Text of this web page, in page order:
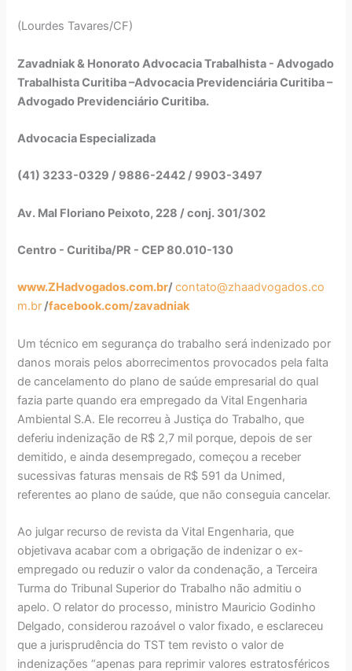
(Lourdes Tavares/CF)
Zavadniak & Honorato Advocacia Trabalhista - Advogado
Trabalhista Curitiba –Advocacia Previdenciária Curitiba –
Advogado Previdenciário Curitiba.
Advocacia Especializada
(41) 3233-0329 / 9886-2442 / 9903-3497
Av. Mal Floriano Peixoto, 228 / conj. 301/302
Centro - Curitiba/PR - CEP 80.010-130
www.ZHadvogados.com.br/contato@zhaadvogados.co
m.br/facebook.com/zavadniak
Um técnico em segurança do trabalho será indenizado por
danos morais pelos aborrecimentos provocados pela falta
de cancelamento do plano de saúde empresarial do qual
fazia parte quando era empregado da Vital Engenharia
Ambiental S.A. Ele recorreu à Justiça do Trabalho, que
deferiu indenização de R$ 2,7 mil porque, depois de ser
demitido, e ainda desempregado, começou a receber
sucessivas faturas mensais de R$ 591 da Unimed,
referentes ao plano de saúde, que não conseguia cancelar.
Ao julgar recurso de revista da Vital Engenharia, que
objetivava acabar com a obrigação de indenizar o ex-
empregado ou reduzir o valor da condenação, a Terceira
Turma do Tribunal Superior do Trabalho não admitiu o
apelo. O relator do processo, ministro Mauricio Godinho
Delgado, considerou razoável o valor fixado, e esclareceu
que a jurisprudência do TST tem revisto o valor de
indenizações “apenas para reprimir valores estratosféricos